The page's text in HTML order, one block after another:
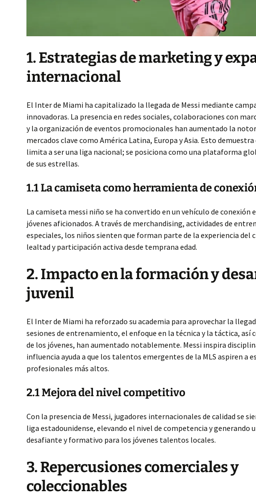
1. Estrategias de marketing y
internacional
El Inter de Miami ha capitalizado la llegada de Messi mediante
innovadoras. La presencia en redes sociales, colaboraciones con
y la organización de eventos promocionales han aumentado la
mercados clave como América Latina, Europa y Asia. Esto demuestra
limita a ser una liga nacional; se posiciona como una plataforma
de sus estrellas.
1.1 La camiseta como herramienta de
La camiseta messi niño se ha convertido en un vehículo de conexión
jóvenes aficionados. A través de merchandising, actividades de
especiales, los niños sienten que forman parte de la experiencia del
lealtad y participación activa desde temprana edad.
2. Impacto en la formación y
juvenil
El Inter de Miami ha reforzado su academia para aprovechar la
sesiones de entrenamiento, el enfoque en la técnica y la táctica, así
de los jóvenes, han aumentado notablemente. Messi inspira
influencia ayuda a que los talentos emergentes de la MLS aspiren a
profesionales más altos.
2.1 Mejora del nivel competitivo
Con la presencia de Messi, jugadores internacionales de calidad se
liga estadounidense, elevando el nivel de competencia y generando
desafiante y formativo para los jóvenes talentos locales.
3. Repercusiones comerciales y
coleccionables